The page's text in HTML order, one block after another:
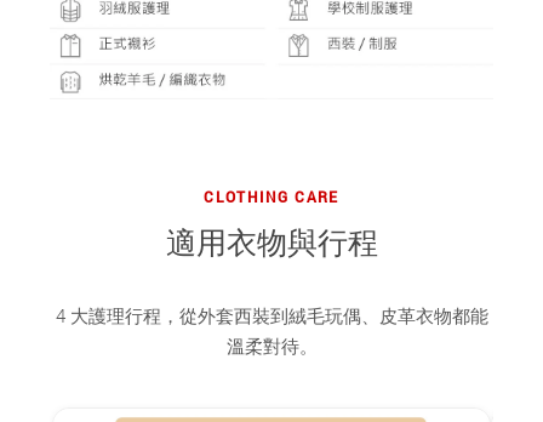
CLOTHING CARE
適用衣物與行程
4 大護理行程，從外套西裝到絨毛玩偶、皮革衣物都能
溫柔對待。